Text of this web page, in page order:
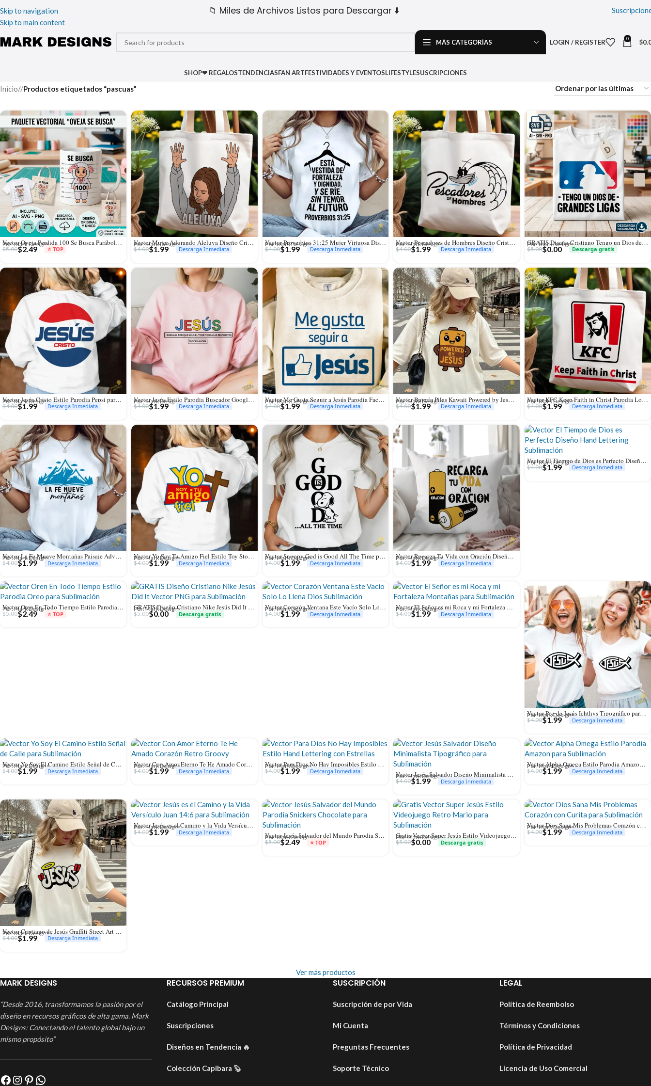
Skip to navigation
Skip to main content
📁 Miles de Archivos Listos para Descargar ⬇️
MÁS CATEGORÍAS LOGIN / REGISTER 0 $
SHOP❤ REGALOSTENDENCIASFAN ARTFESTIVIDADES Y EVENTOSLIFESTYLESUSCRIPCIONES
Inicio/ Productos etiquetados “pascuas”
Vector Oveja Perdida 100 Se Busca Parábola para Sublimación Infantil
Por: Mark Designs
$5.00$2.49 ⭐ TOP
Vector Mujer Adorando Aleluya Diseño Cristiano para Sublimación
Por: Mark Designs
$4.00$1.99 Descarga Inmediata
Vector Proverbios 31:25 Mujer Virtuosa Diseño para Sublimación
Por: Mark Designs
$4.00$1.99 Descarga Inmediata
Vector Pescadores de Hombres Diseño Cristiano para Sublimación
Por: Mark Designs
$4.00$1.99 Descarga Inmediata
GRATIS Diseño Cristiano Tengo un Dios de Grandes Ligas Vector para Sublimación
Por: Mark Designs
$5.00$0.00 Descarga gratis
Vector Jesús Cristo Estilo Parodia Pepsi para Sublimación y Vinilo
Por: Mark Designs
$4.00$1.99 Descarga Inmediata
Vector Jesús Estilo Parodia Buscador Google para Sublimación
Por: Mark Designs
$4.00$1.99 Descarga Inmediata
Vector Me Gusta Seguir a Jesús Parodia Facebook para Sublimación
Por: Mark Designs
$4.00$1.99 Descarga Inmediata
Vector Batería Pilas Kawaii Powered by Jesús para Sublimación y Stickers
Por: Mark Designs
$4.00$1.99 Descarga Inmediata
Vector KFC Keep Faith in Christ Parodia Logo para Sublimación
Por: Mark Designs
$4.00$1.99 Descarga Inmediata
Vector La Fe Mueve Montañas Paisaje Adventure para Sublimación
Por: Mark Designs
$4.00$1.99 Descarga Inmediata
Vector Yo Soy Tu Amigo Fiel Estilo Toy Story para Sublimación
Por: Mark Designs
$4.00$1.99 Descarga Inmediata
Vector Snoopy God is Good All The Time para Sublimación y Vinilo
Por: Mark Designs
$4.00$1.99 Descarga Inmediata
Vector Recarga Tu Vida con Oración Diseño Baterías Pilas para Sublimación
Por: Mark Designs
$4.00$1.99 Descarga Inmediata
Vector El Tiempo de Dios es Perfecto Diseño Hand Lettering Sublimación
Por: Mark Designs
$4.00$1.99 Descarga Inmediata
Vector Oren En Todo Tiempo Estilo Parodia Oreo para Sublimación
Por: Mark Designs
$5.00$2.49 ⭐ TOP
GRATIS Diseño Cristiano Nike Jesús Did It Vector PNG para Sublimación
Por: Mark Designs
$5.00$0.00 Descarga gratis
Vector Corazón Ventana Este Vacío Solo Lo Llena Dios Sublimación
Por: Mark Designs
$4.00$1.99 Descarga Inmediata
Vector El Señor es mi Roca y mi Fortaleza Montañas para Sublimación
Por: Mark Designs
$4.00$1.99 Descarga Inmediata
Vector Pez de Jesús Ichthys Tipográfico para Vinilo y Calcomanías
Por: Mark Designs
$4.00$1.99 Descarga Inmediata
Vector Yo Soy El Camino Estilo Señal de Calle para Sublimación
Por: Mark Designs
$4.00$1.99 Descarga Inmediata
Vector Con Amor Eterno Te He Amado Corazón Retro Groovy
Por: Mark Designs
$4.00$1.99 Descarga Inmediata
Vector Para Dios No Hay Imposibles Estilo Hand Lettering con Estrellas
Por: Mark Designs
$4.00$1.99 Descarga Inmediata Vector Jesús Salvador Diseño Minimalista Tipográfico para Sublimación
Por: Mark Designs
$4.00$1.99 Descarga Inmediata
Vector Alpha Omega Estilo Parodia Amazon para Sublimación
Por: Mark Designs
$4.00$1.99 Descarga Inmediata
Vector Cristiano de Jesús Graffiti Street Art para Sublimación y Streetwear
Por: Mark Designs
$4.00$1.99 Descarga Inmediata
Vector Jesús es el Camino y la Vida Versículo Juan 14:6 para Sublimación
Por: Mark Designs
$4.00$1.99 Descarga Inmediata Vector Jesús Salvador del Mundo Parodia Snickers Chocolate para Sublimación
Por: Mark Designs
$5.00$2.49 ⭐ TOP
Gratis Vector Super Jesús Estilo Videojuego Retro Mario para Sublimación
Por: Mark Designs
$5.00$0.00 Descarga gratis
Vector Dios Sana Mis Problemas Corazón con Curita para Sublimación
Por: Mark Designs
$4.00$1.99 Descarga Inmediata
Ver más productos
MARK DESIGNS
“Desde 2016, transformamos la pasión por el
diseño en recursos gráficos de alta gama. Mark
Designs: Conectando el talento global bajo un
mismo propósito”
RECURSOS PREMIUM
Catálogo Principal
Suscripciones
Diseños en Tendencia 🔥
Colección Capibara 🦫
SUSCRIPCIÓN
Suscripción de por Vida
Mi Cuenta
Preguntas Frecuentes
Soporte Técnico
LEGAL
Política de Reembolso
Términos y Condiciones
Política de Privacidad
Licencia de Uso Comercial